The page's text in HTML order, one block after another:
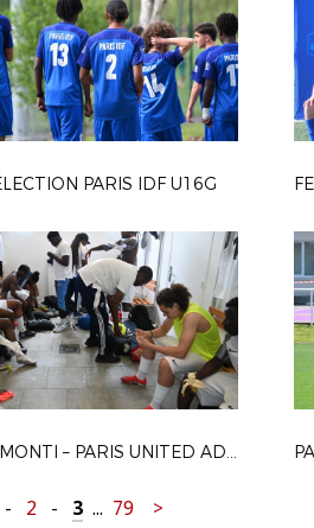
PARIS IDF U16G
AF ROISSY MONTI – PARIS UNITED ADDICTPHARMA 5-3
- 2 - 3 ... 79 >